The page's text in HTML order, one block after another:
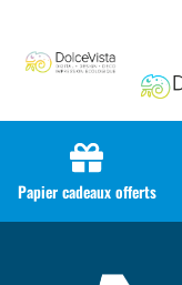
Papier cadeaux offerts